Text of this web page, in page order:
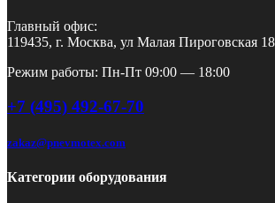
Главный офис:
119435, г. Москва, ул Малая Пироговская
Режим работы: Пн-Пт 09:00 — 18:00
+7 (495) 492-67-70
zakaz@pnevmotex.com
Категории оборудования